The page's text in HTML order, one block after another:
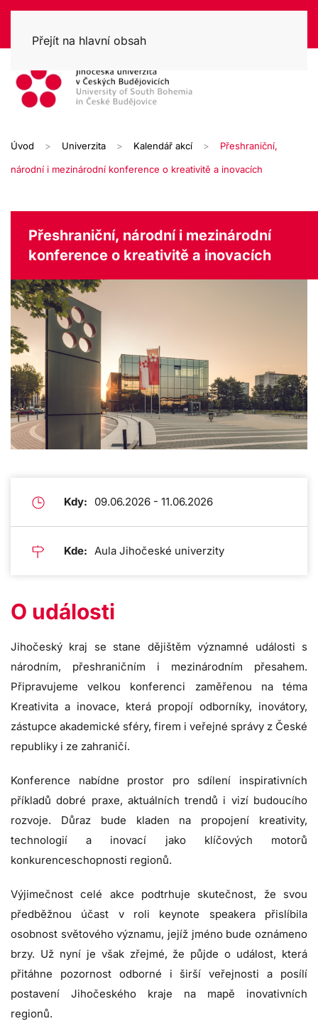
Přejít na hlavní obsah
Úvod Univerzita Kalendář akcí Přeshraniční,
národní i mezinárodní konference o kreativitě a inovacích
Přeshraniční, národní i mezinárodní
konference o kreativitě a inovacích
Kdy: 09.06.2026 - 11.06.2026
Kde: Aula Jihočeské univerzity
O události
Jihočeský kraj se stane dějištěm významné události s
národním, přeshraničním i mezinárodním přesahem.
Připravujeme velkou konferenci zaměřenou na téma
Kreativita a inovace, která propojí odborníky, inovátory,
zástupce akademické sféry, firem i veřejné správy z České
republiky i ze zahraničí.
Konference nabídne prostor pro sdílení inspirativních
příkladů dobré praxe, aktuálních trendů i vizí budoucího
rozvoje. Důraz bude kladen na propojení kreativity,
technologií a inovací jako klíčových motorů
konkurenceschopnosti regionů.
Výjimečnost celé akce podtrhuje skutečnost, že svou
předběžnou účast v roli keynote speakera přislíbila
osobnost světového významu, jejíž jméno bude oznámeno
brzy. Už nyní je však zřejmé, že půjde o událost, která
přitáhne pozornost odborné i širší veřejnosti a posílí
postavení Jihočeského kraje na mapě inovativních
regionů.